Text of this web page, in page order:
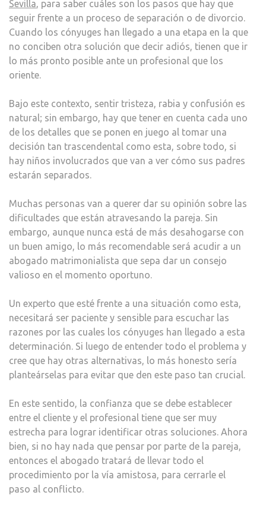
Sevilla, para saber cuáles son los pasos que hay que
seguir frente a un proceso de separación o de divorcio.
Cuando los cónyuges han llegado a una etapa en la que
no conciben otra solución que decir adiós, tienen que ir
lo más pronto posible ante un profesional que los
oriente.
Bajo este contexto, sentir tristeza, rabia y confusión es
natural; sin embargo, hay que tener en cuenta cada uno
de los detalles que se ponen en juego al tomar una
decisión tan trascendental como esta, sobre todo, si
hay niños involucrados que van a ver cómo sus padres
estarán separados.
Muchas personas van a querer dar su opinión sobre las
dificultades que están atravesando la pareja. Sin
embargo, aunque nunca está de más desahogarse con
un buen amigo, lo más recomendable será acudir a un
abogado matrimonialista que sepa dar un consejo
valioso en el momento oportuno.
Un experto que esté frente a una situación como esta,
necesitará ser paciente y sensible para escuchar las
razones por las cuales los cónyuges han llegado a esta
determinación. Si luego de entender todo el problema y
cree que hay otras alternativas, lo más honesto sería
planteárselas para evitar que den este paso tan crucial.
En este sentido, la confianza que se debe establecer
entre el cliente y el profesional tiene que ser muy
estrecha para lograr identificar otras soluciones. Ahora
bien, si no hay nada que pensar por parte de la pareja,
entonces el abogado tratará de llevar todo el
procedimiento por la vía amistosa, para cerrarle el
paso al conflicto.